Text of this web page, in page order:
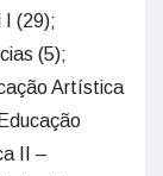
I (29);
(5);
Artística
II –